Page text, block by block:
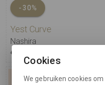
-30%
Yest Curve
Nashira
€ 59,99
Cookies
We gebruiken cookies